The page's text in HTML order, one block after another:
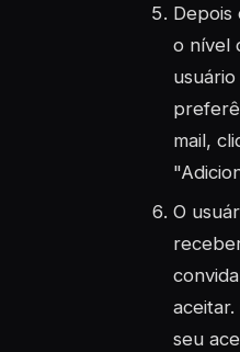
Depois
o nível
usuário
mail,
O
seu